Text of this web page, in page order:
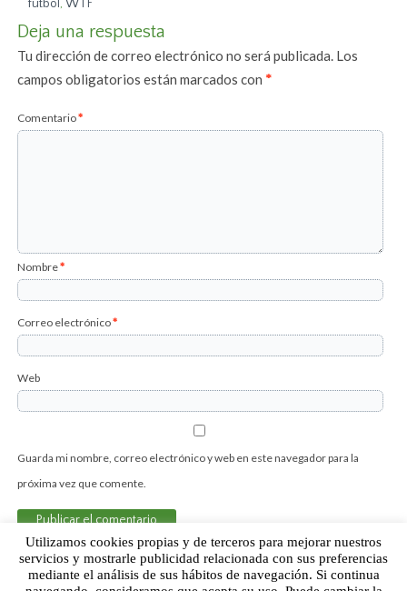
fútbol,WTF
Deja una respuesta
Tu dirección de correo electrónico no será publicada. Los
campos obligatorios están marcados con*
Comentario*
Nombre*
Correo electrónico*
Web
Guarda mi nombre, correo electrónico y web en este navegador para la
próxima vez que comente.
Sobre Humor Fútbol Club | Aviso legal |Contacto
Utilizamos cookies propias y de terceros para mejorar nuestros
servicios y mostrarle publicidad relacionada con sus preferencias
mediante el análisis de sus hábitos de navegación. Si continua